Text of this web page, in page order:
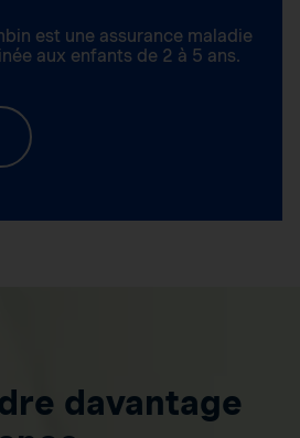
est une assurance maladie
aux enfants de 2 à 5 ans.
davantage